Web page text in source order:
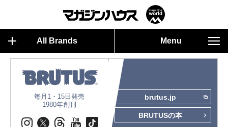
All Brands Menu
毎月1・15日発売
1980年創刊
brutus.jp
BRUTUSの本